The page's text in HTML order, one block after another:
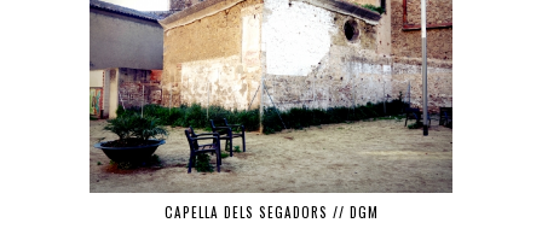
CAPELLA DELS SEGADORS // DGM